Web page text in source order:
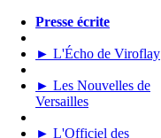
Presse écrite
► L'Écho de Viroflay
► Les Nouvelles de
Versailles
► L'Officiel des